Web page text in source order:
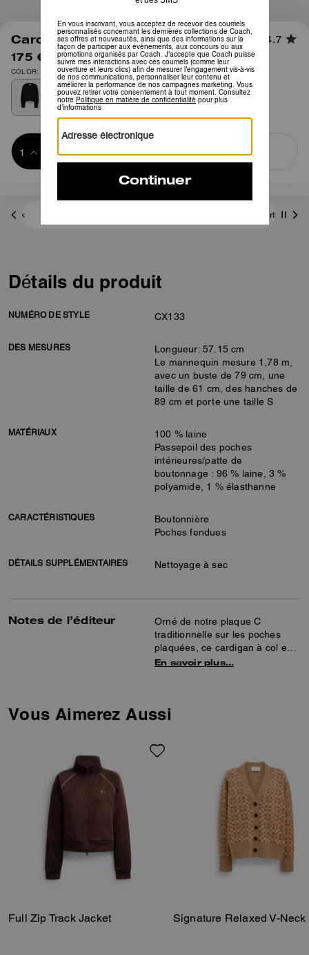
1/4
Cardigan Heritage C 4.7
175 € 350 €
COLOR: Noir
panier
ACHETER MAINTENANT
Détails du produit
NUMÉRO DE STYLE CX133
DES MESURES
Longueur: 57.15 cm
Le mannequin mesure 1,78 m,
avec un buste de 79 cm, une
taille de 61 cm, des hanches de
89 cm et porte une taille S
MATÉRIAUX
100 % laine
Passepoil des poches
intérieures/patte de
boutonnage : 96 % laine, 3 %
polyamide, 1 % élasthanne
CARACTÉRISTIQUES
Boutonnière
Poches fendues
DÉTAILS SUPPLÉMENTAIRES Nettoyage à sec
Notes de l’éditeur
Orné de notre plaque C
traditionnelle sur les poches
plaquées, ce cardigan à col en
V est confectionné en laine
côtelée.
En savoir plus…
Vous Aimerez Aussi
Full Zip Track Jacket